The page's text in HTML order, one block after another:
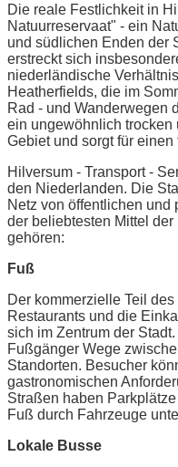
Die reale Festlichkeit in
Natuurreservaat" - ein
und südlichen Enden der
erstreckt sich
niederländische
Heatherfields, die im
Rad - und Wanderwegen
ein ungewöhnlich
Gebiet und sorgt für
Hilversum - Transport -
den Niederlanden. Die
Netz von öffentlichen und
der beliebtesten Mittel
gehören:
Fuß
Der kommerzielle Teil
Restaurants und die
sich im Zentrum der
Fußgänger Wege
Standorten. Besucher
gastronomischen
Straßen haben
Fuß durch Fahrzeuge
Lokale Busse